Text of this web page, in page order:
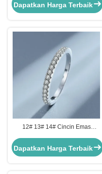
Dapatkan Harga Terbaik
12# 13# 14# Cincin Emas
Moissanite Perak
Dapatkan Harga Terbaik